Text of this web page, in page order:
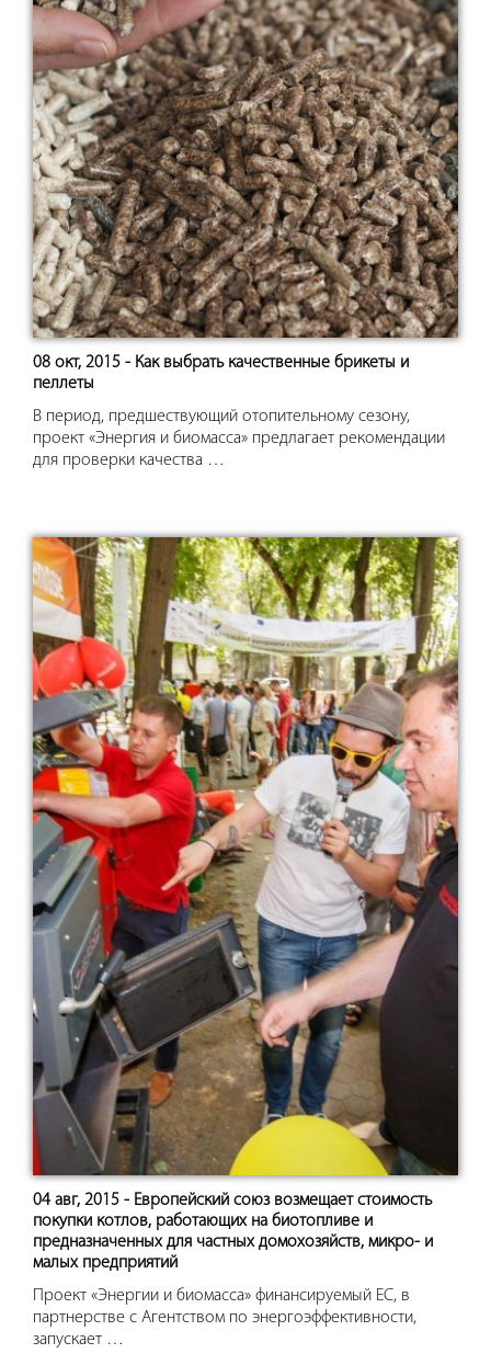
08 окт, 2015 - Как выбрать качественные брикеты и
пеллеты
В период, предшествующий отопительному сезону,
проект «Энергия и биомасса» предлагает рекомендации
для проверки качества …
04 авг, 2015 - Европейский союз возмещает стоимость
покупки котлов, работающих на биотопливе и
предназначенных для частных домохозяйств, микро- и
малых предприятий
Проект «Энергии и биомасса» финансируемый ЕС, в
партнерстве с Агентством по энергоэффективности,
запускает …